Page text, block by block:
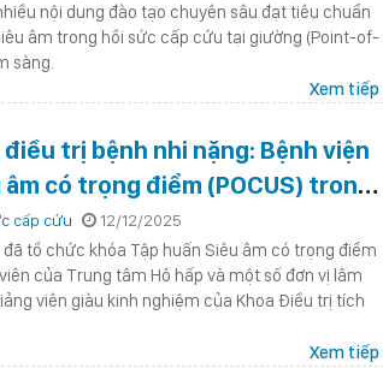
nội dung đào tạo chuyên sâu đạt tiêu chuẩn
âm trong hồi sức cấp cứu tại giường (Point-of-
sàng.
Xem tiếp
trị bệnh nhi nặng: Bệnh viện
có trọng điểm (POCUS) trong
cấp cứu 12/12/2025
tổ chức khóa Tập huấn Siêu âm có trọng điểm
của Trung tâm Hô hấp và một số đơn vị lâm
viên giàu kinh nghiệm của Khoa Điều trị tích
Xem tiếp